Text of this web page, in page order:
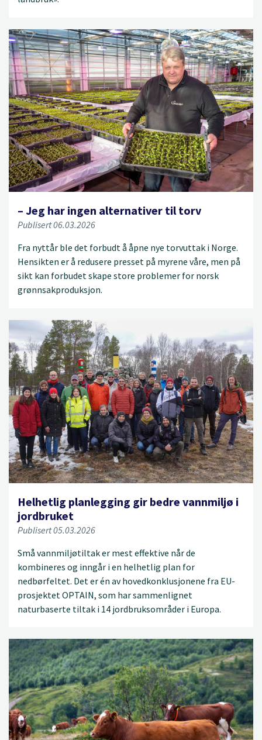
– Jeg har ingen alternativer til torv
Publisert 06.03.2026
Fra nyttår ble det forbudt å åpne nye torvuttak i Norge.
Hensikten er å redusere presset på myrene våre, men på
sikt kan forbudet skape store problemer for norsk
grønnsakproduksjon.
Helhetlig planlegging gir bedre vannmiljø i
jordbruket
Publisert 05.03.2026
Små vannmiljøtiltak er mest effektive når de
kombineres og inngår i en helhetlig plan for
nedbørfeltet. Det er én av hovedkonklusjonene fra EU-
prosjektet OPTAIN, som har sammenlignet
naturbaserte tiltak i 14 jordbruksområder i Europa.